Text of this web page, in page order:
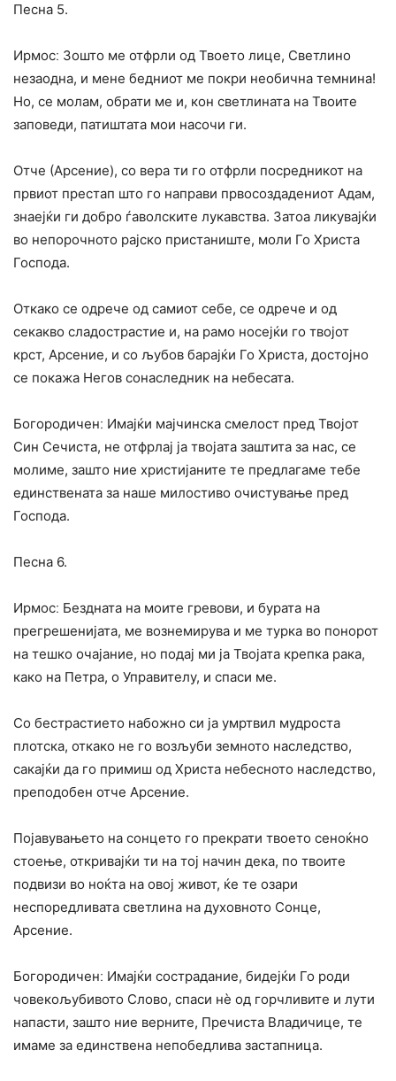
Песна 5.
Ирмосː Зошто ме отфрли од Твоето лице, Светлино
незаодна, и мене бедниот ме покри необична темнина!
Но, се молам, обрати ме и, кон светлината на Твоите
заповеди, патиштата мои насочи ги.
Отче (Арсение), со вера ти го отфрли посредникот на
првиот престап што го направи првосоздадениот Адам,
знаејќи ги добро ѓаволските лукавства. Затоа ликувајќи
во непорочното рајско пристаниште, моли Го Христа
Господа.
Откако се одрече од самиот себе, се одрече и од
секакво сладострастие и, на рамо носејќи го твојот
крст, Арсение, и со љубов барајќи Го Христа, достојно
се покажа Негов сонаследник на небесата.
Богородиченː Имајќи мајчинска смелост пред Твојот
Син Сечиста, не отфрлај ја твојата заштита за нас, се
молиме, зашто ние христијаните те предлагаме тебе
единствената за наше милостиво очистување пред
Господа.
Песна 6.
Ирмосː Бездната на моите гревови, и бурата на
прегрешенијата, ме вознемирува и ме турка во понорот
на тешко очајание, но подај ми ја Твојата крепка рака,
како на Петра, о Управителу, и спаси ме.
Со бестрастието набожно си ја умртвил мудроста
плотска, откако не го возљуби земното наследство,
сакајќи да го примиш од Христа небесното наследство,
преподобен отче Арсение.
Појавувањето на сонцето го прекрати твоето сеноќно
стоење, откривајќи ти на тој начин дека, по твоите
подвизи во ноќта на овој живот, ќе те озари
неспоредливата светлина на духовното Сонце,
Арсение.
Богородиченː Имајќи сострадание, бидејќи Го роди
човекољубивото Слово, спаси нѐ од горчливите и лути
напасти, зашто ние верните, Пречиста Владичице, те
имаме за единствена непобедлива застапница.